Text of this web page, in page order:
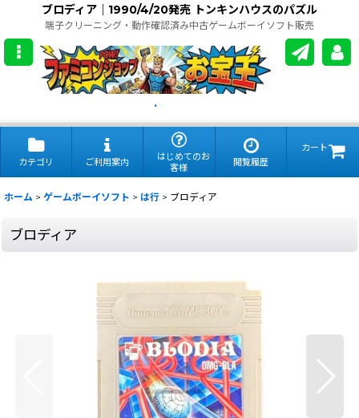
ブロディア｜1990/4/20発売 トンキンハウスのパズル
端子クリーニング・動作確認済み中古ゲームボーイソフト販売
.
カテゴリ ご利用案内
はじめてのお
客様
閲覧履歴
カート
ホーム > ゲームボーイソフト > は行 > ブロディア
ブロディア